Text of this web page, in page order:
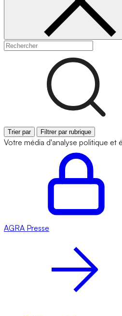
Trier par Filtrer par rubrique
Votre média d'analyse politique et
AGRA Presse